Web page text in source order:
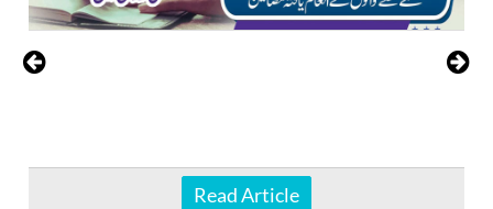
Read Article